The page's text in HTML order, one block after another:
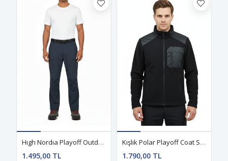
Hıgh Nordıa Playoff Outdoor Miksos Lacivert Pantolon
1.495,00 TL
Kışlık Polar Playoff Coat Siyah
1.790,00 TL